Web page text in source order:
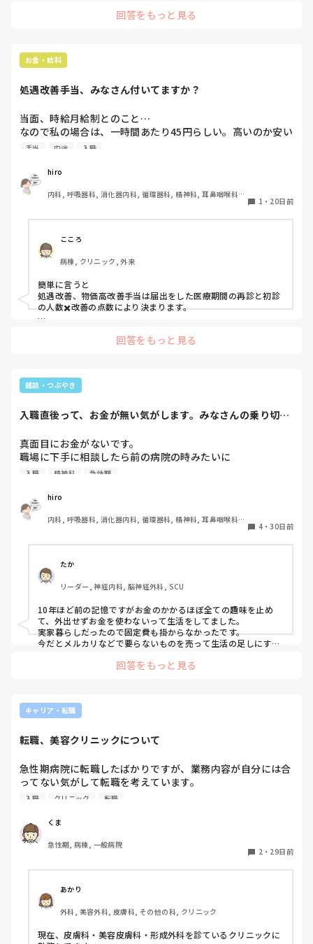
回答をもっと見る
お金・給料
処遇改善手当、みなさん付いてますか？
当面、時給月給制とのこと…
なので私の場合は、一時間あたり45円らしい。高いのか安い
のか…
みなさん、いくらくらい付いてるのかな？と…
ちなみに年間休日は計算したら101日になりました…少なっ
ただ先輩にも良くして貰えたり嬉しいですし簡単には辞めた
くない…
手当 中途 入職
hiro
内科, 呼吸器科, 消化器内科, 循環器科, 精神科, 耳鼻咽喉科,
1 ・ 20日前
こころ
病棟, クリニック, 外来
簡単に言うと
処遇改善、物価高改善手当は届出をした医療期間の再診と初診
の人数✖️改善の点数により決まります。
遇改善に使われなければいけません。
医療従事者だけでなく事務関係や清掃スタッフも対象のようで
病院単位で異なるのでなんとも言えません
その点数は患者さんが負担します。
なので私達が病院を受診する際も払ってるんですよね〜
私の病院は今まで届出してなかったのですが、やっと届出をし
たので今月のお給料から対象です
UPは嬉しいですね
回答をもっと見る
雑談・つぶやき
入職直後って、お金が無い気がします。みなさんの乗り切
真面目にお金がないです。
職場に下手に相談したら前の病院の時みたいに
みたいにならないか心配でして…
入職 精神科 急性期
hiro
内科, 呼吸器科, 消化器内科, 循環器科, 精神科, 耳鼻咽喉科,
4・30日前
たか
リーダー, 神経内科, 脳神経外科, SCU
10年ほど前の記憶ですがお金のかかるほぼ全ての趣味を止め
て、外出せずお金を使わないって生活をしてました。
実家暮らしだったので固定費も掛からなかったです。
今だとメルカリなどで要らないものを売って生活の足しにする
回答をもっと見る
キャリア・転職
転職、美容クリニックについて
急性期病院に転職したばかりですが、業務内容が自分には合
ってない気がして転職を考えています。
美容に興味があるのですが、容姿が整っている･スタイルが
その逆と言ってもいいほど、容姿もスタイルも良くないで
す。
入職 クリニック 転職
くま
急性期, 病棟, 一般病院
2 ・ 29日前
あかり
外科, 美容外科, 皮膚科, その他の科, クリニック
現在、皮膚科・美容皮膚科・形成外科を診ているクリニックに